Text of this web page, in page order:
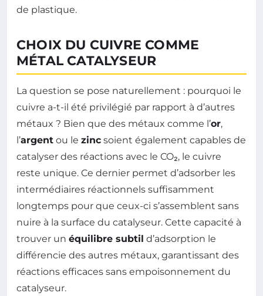
de plastique.
CHOIX DU CUIVRE COMME
MÉTAL CATALYSEUR
La question se pose naturellement : pourquoi le
cuivre a-t-il été privilégié par rapport à d’autres
métaux ? Bien que des métaux comme l’or,
l’argent ou le zinc soient également capables de
catalyser des réactions avec le CO₂, le cuivre
reste unique. Ce dernier permet d’adsorber les
intermédiaires réactionnels suffisamment
longtemps pour que ceux-ci s’assemblent sans
nuire à la surface du catalyseur. Cette capacité à
trouver un équilibre subtil d’adsorption le
différencie des autres métaux, garantissant des
réactions efficaces sans empoisonnement du
catalyseur.